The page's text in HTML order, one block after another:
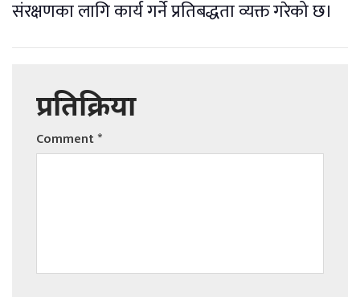
संरक्षणका लागि कार्य गर्ने प्रतिबद्धता व्यक्त गरेको छ।
प्रतिक्रिया
Comment*